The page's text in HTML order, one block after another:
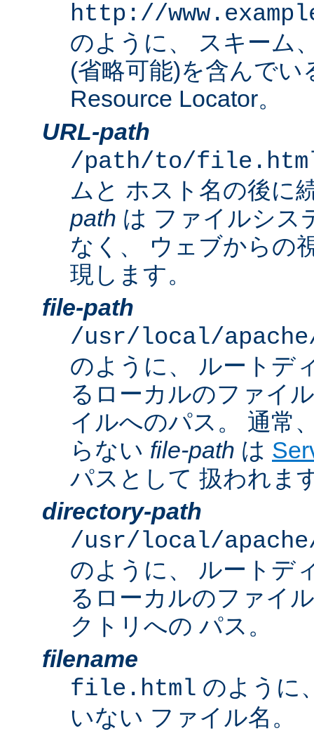
http://
のように、 スキーム
(省略可能)を含んでい
Resource Locator。
URL-path
/path/to/
ムと ホスト名の後に
path は ファイルシス
なく、 ウェブからの
現します。
file-path
/usr/local/
のように、 ルートデ
るローカルのファイ
イルへのパス。 通常
らない file-path は
パスとして 扱われま
directory-path
/usr/local/
のように、 ルートデ
るローカルのファイ
クトリへの パス。
filename
file.html のように
いない ファイル名。